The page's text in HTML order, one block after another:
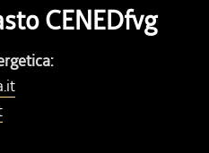
CENEDfvg